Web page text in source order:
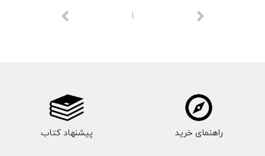
1
راهنمای خرید پیشنهاد کتاب